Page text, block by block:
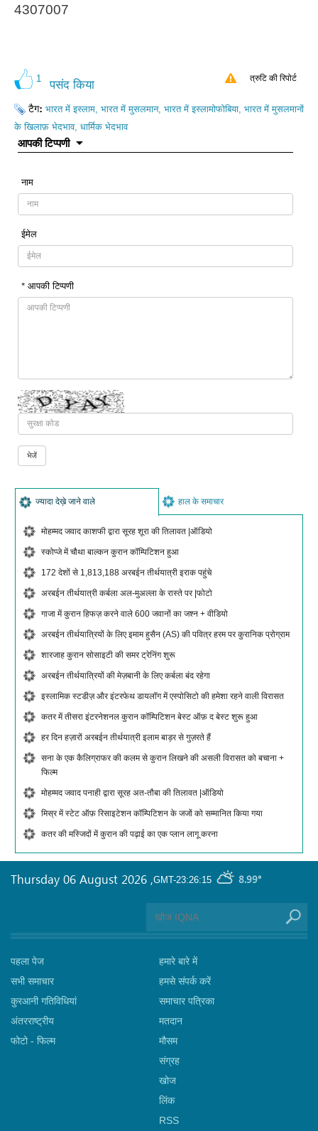
4307007
1 पसंद किया त्रुटि की रिपोर्ट
टैग: भारत में इस्लाम, भारत में मुसलमान, भारत में इस्लामोफोबिया, भारत में मुसलमानों
के खिलाफ़ भेदभाव, धार्मिक भेदभाव
आपकी टिप्पणी
नाम
ईमेल
* आपकी टिप्पणी
ज्यादा देख़े जाने वाले हाल के समाचार
मोहम्मद जवाद काशफी द्वारा सूरह शूरा की तिलावत |ऑडियो
स्कोप्जे में चौथा बाल्कन कुरान कॉम्पिटिशन हुआ
172 देशों से 1,813,188 अरबईन तीर्थयात्री इराक पहुंचे
अरबईन तीर्थयात्री कर्बला अल-मुअल्ला के रास्ते पर |फोटो
गाजा में कुरान हिफज़ करने वाले 600 जवानों का जश्न + वीडियो
अरबईन तीर्थयात्रियों के लिए इमाम हुसैन (AS) की पवित्र हरम पर कुरानिक प्रोग्राम
शारजाह कुरान सोसाइटी की समर ट्रेनिंग शुरू
अरबईन तीर्थयात्रियों की मेज़बानी के लिए कर्बला बंद रहेगा
इस्लामिक स्टडीज़ और इंटरफेथ डायलॉग में एस्पोसिटो की हमेशा रहने वाली विरासत
कतर में तीसरा इंटरनेशनल कुरान कॉम्पिटिशन बेस्ट ऑफ़ द बेस्ट शुरू हुआ
हर दिन हज़ारों अरबईन तीर्थयात्री इलाम बाड़र से गुज़रते हैं
सना के एक कैलिग्राफर की कलम से कुरान लिखने की असली विरासत को बचाना +
फिल्म
मोहम्मद जवाद पनाही द्वारा सूरह अत-तौबा की तिलावत |ऑडियो
मिस्र में स्टेट ऑफ़ रिसाइटेशन कॉम्पिटिशन के जजों को सम्मानित किया गया
कतर की मस्जिदों में कुरान की पढ़ाई का एक प्लान लागू करना
GMT-23:26:15 8.99°
Thursday 06 August 2026 ,
पहला पेज
सभी समाचार
कुरआनी गतिविधियां
अंतरराष्ट्रीय
फोटो - फिल्म
हमारे बारे में
हमसे संपर्क करें
समाचार पत्रिका
मतदान
मौसम
संग्रह
खोज
लिंक
RSS